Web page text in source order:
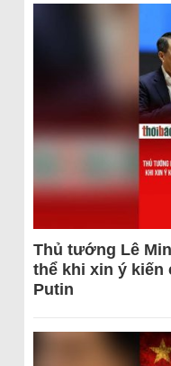
Thủ tướng Lê
thể khi xin ý kiến
Putin